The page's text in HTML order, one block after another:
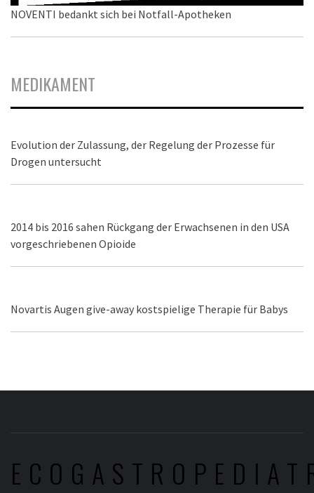
NOVENTI bedankt sich bei Notfall-Apotheken
MEDIKAMENT
Evolution der Zulassung, der Regelung der Prozesse für
Drogen untersucht
2014 bis 2016 sahen Rückgang der Erwachsenen in den USA
vorgeschriebenen Opioide
Novartis Augen give-away kostspielige Therapie für Babys